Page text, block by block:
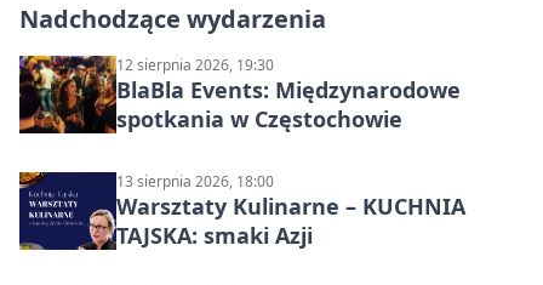
Nadchodzące wydarzenia
12 sierpnia 2026, 19:30
BlaBla Events: Międzynarodowe
spotkania w Częstochowie
13 sierpnia 2026, 18:00
Warsztaty Kulinarne – KUCHNIA
TAJSKA: smaki Azji